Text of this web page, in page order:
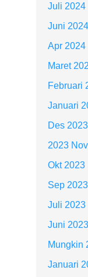
Juli 2024
Juni 2024
Apr 2024
Maret
Februari
Januari
Des 2023
2023
Okt 2023
Sep 2023
Juli 2023
Juni 2023
Mungkin
Januari